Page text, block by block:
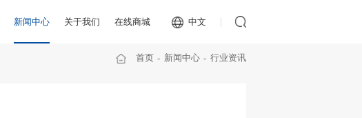
新闻中心 关于我们 在线商城 中文
首页 新闻中心 行业资讯